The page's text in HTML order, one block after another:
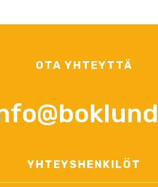
OTA YHTEYTTÄ
YHTEYSHENKILÖT